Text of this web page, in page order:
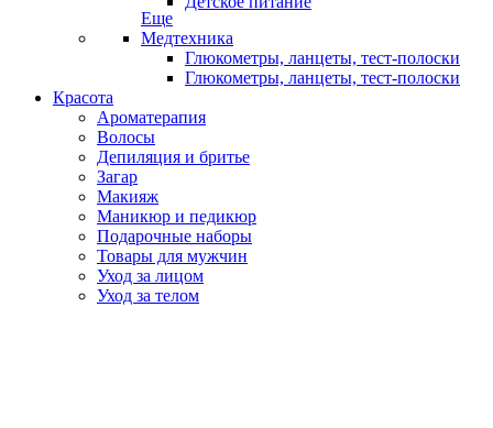
Еще
Медтехника
Глюкометры, ланцеты, тест-полоски
Глюкометры, ланцеты, тест-полоски
Красота
Ароматерапия
Волосы
Депиляция и бритье
Загар
Макияж
Маникюр и педикюр
Подарочные наборы
Товары для мужчин
Уход за лицом
Уход за телом